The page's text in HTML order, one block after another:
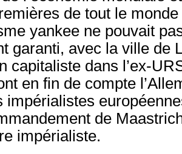
de tout le
yankee ne pouvait
garanti, avec la ville de
capitaliste dans l’ex-
en fin de compte
impérialistes
de
impérialiste.